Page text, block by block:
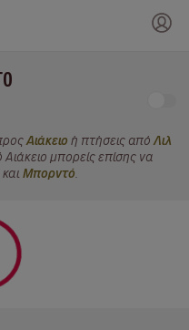
Αιάκειο ή πτήσεις από Λιλ
Αιάκειο μπορείς επίσης να
, και Μπορντό